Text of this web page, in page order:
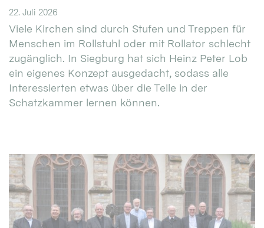
22. Juli 2026
Viele Kirchen sind durch Stufen und Treppen für
Menschen im Rollstuhl oder mit Rollator schlecht
zugänglich. In Siegburg hat sich Heinz Peter Lob
ein eigenes Konzept ausgedacht, sodass alle
Interessierten etwas über die Teile in der
Schatzkammer lernen können.